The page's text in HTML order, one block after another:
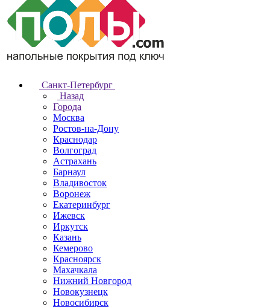
Санкт-Петербург
Назад
Города
Москва
Ростов-на-Дону
Краснодар
Волгоград
Астрахань
Барнаул
Владивосток
Воронеж
Екатеринбург
Ижевск
Иркутск
Казань
Кемерово
Красноярск
Махачкала
Нижний Новгород
Новокузнецк
Новосибирск